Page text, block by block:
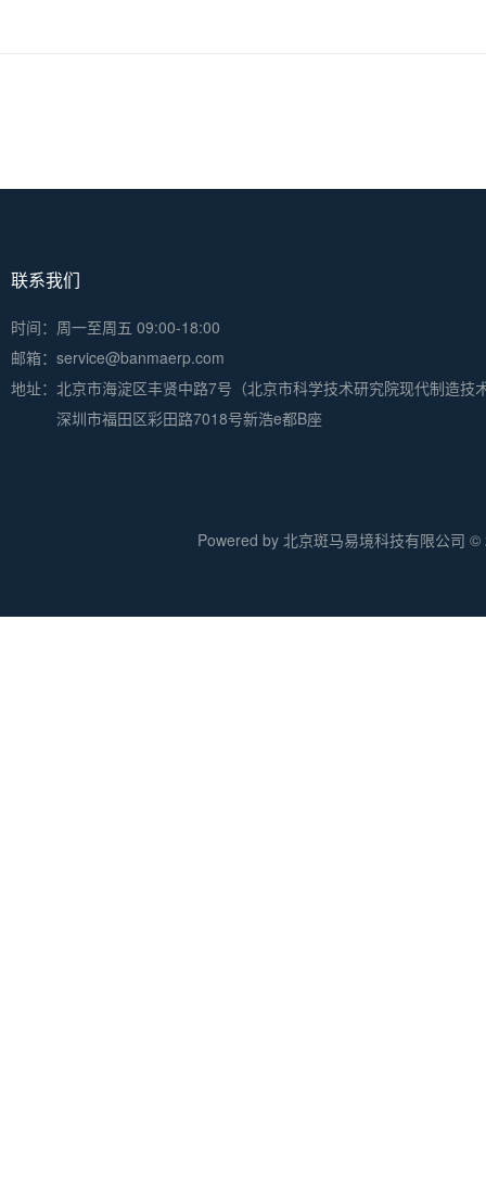
联系我们
时间：周一至周五 09:00-18:00
邮箱：service@banmaerp.com
地址： 北京市海淀区丰贤中路7号（北京市科学技术研究院现代制造技
深圳市福田区彩田路7018号新浩e都B座
Powered by 北京斑马易境科技有限公司